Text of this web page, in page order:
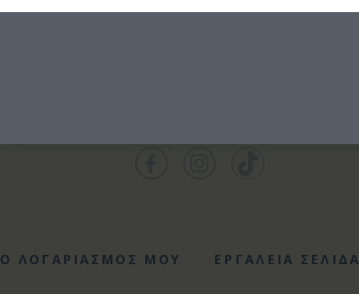
Ο ΛΟΓΑΡΙΑΣΜΟΣ ΜΟΥ ΕΡΓΑΛΕΙΑ